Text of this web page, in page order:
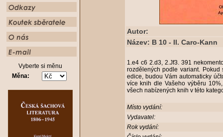
Vyberte si měnu
Měna:
Autor:
Název: B 10 - II. Caro-Kann
1.e4 c6 2.d3, 2.Jf3. 391
rozdělených podle variant.
edice, budou Vám automaticky
více knih dle Vašeho výběru
všech nabízených knih v této
Místo vydání:
Vydavatel:
Rok vydání: